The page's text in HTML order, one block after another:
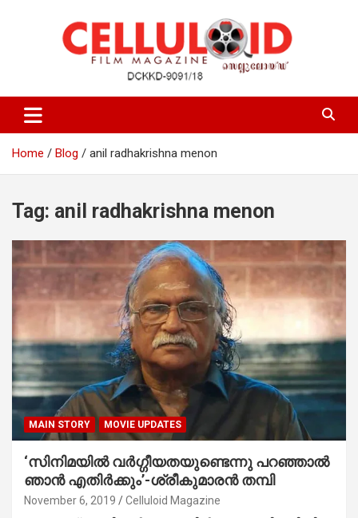
celluloid
Home Blog anil radhakrishna menon
Tag: anil radhakrishna menon
MAIN STORY MOVIE UPDATES
‘സിനിമയില്‍ വര്‍ഗ്ഗീയതയുണ്ടെന്നു പറഞ്ഞാല്‍
ഞാന്‍ എതിര്‍ക്കും’-ശ്രീകുമാരന്‍ തമ്പി
November 6, 2019 Celluloid Magazine